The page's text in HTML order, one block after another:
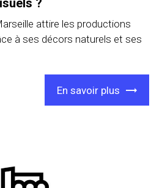
?
attire les productions
à ses décors naturels et ses
En savoir plus